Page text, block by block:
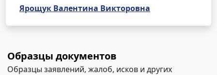
Ярощук Валентина Викторовна
Образцы документов
Образцы заявлений, жалоб, исков и других